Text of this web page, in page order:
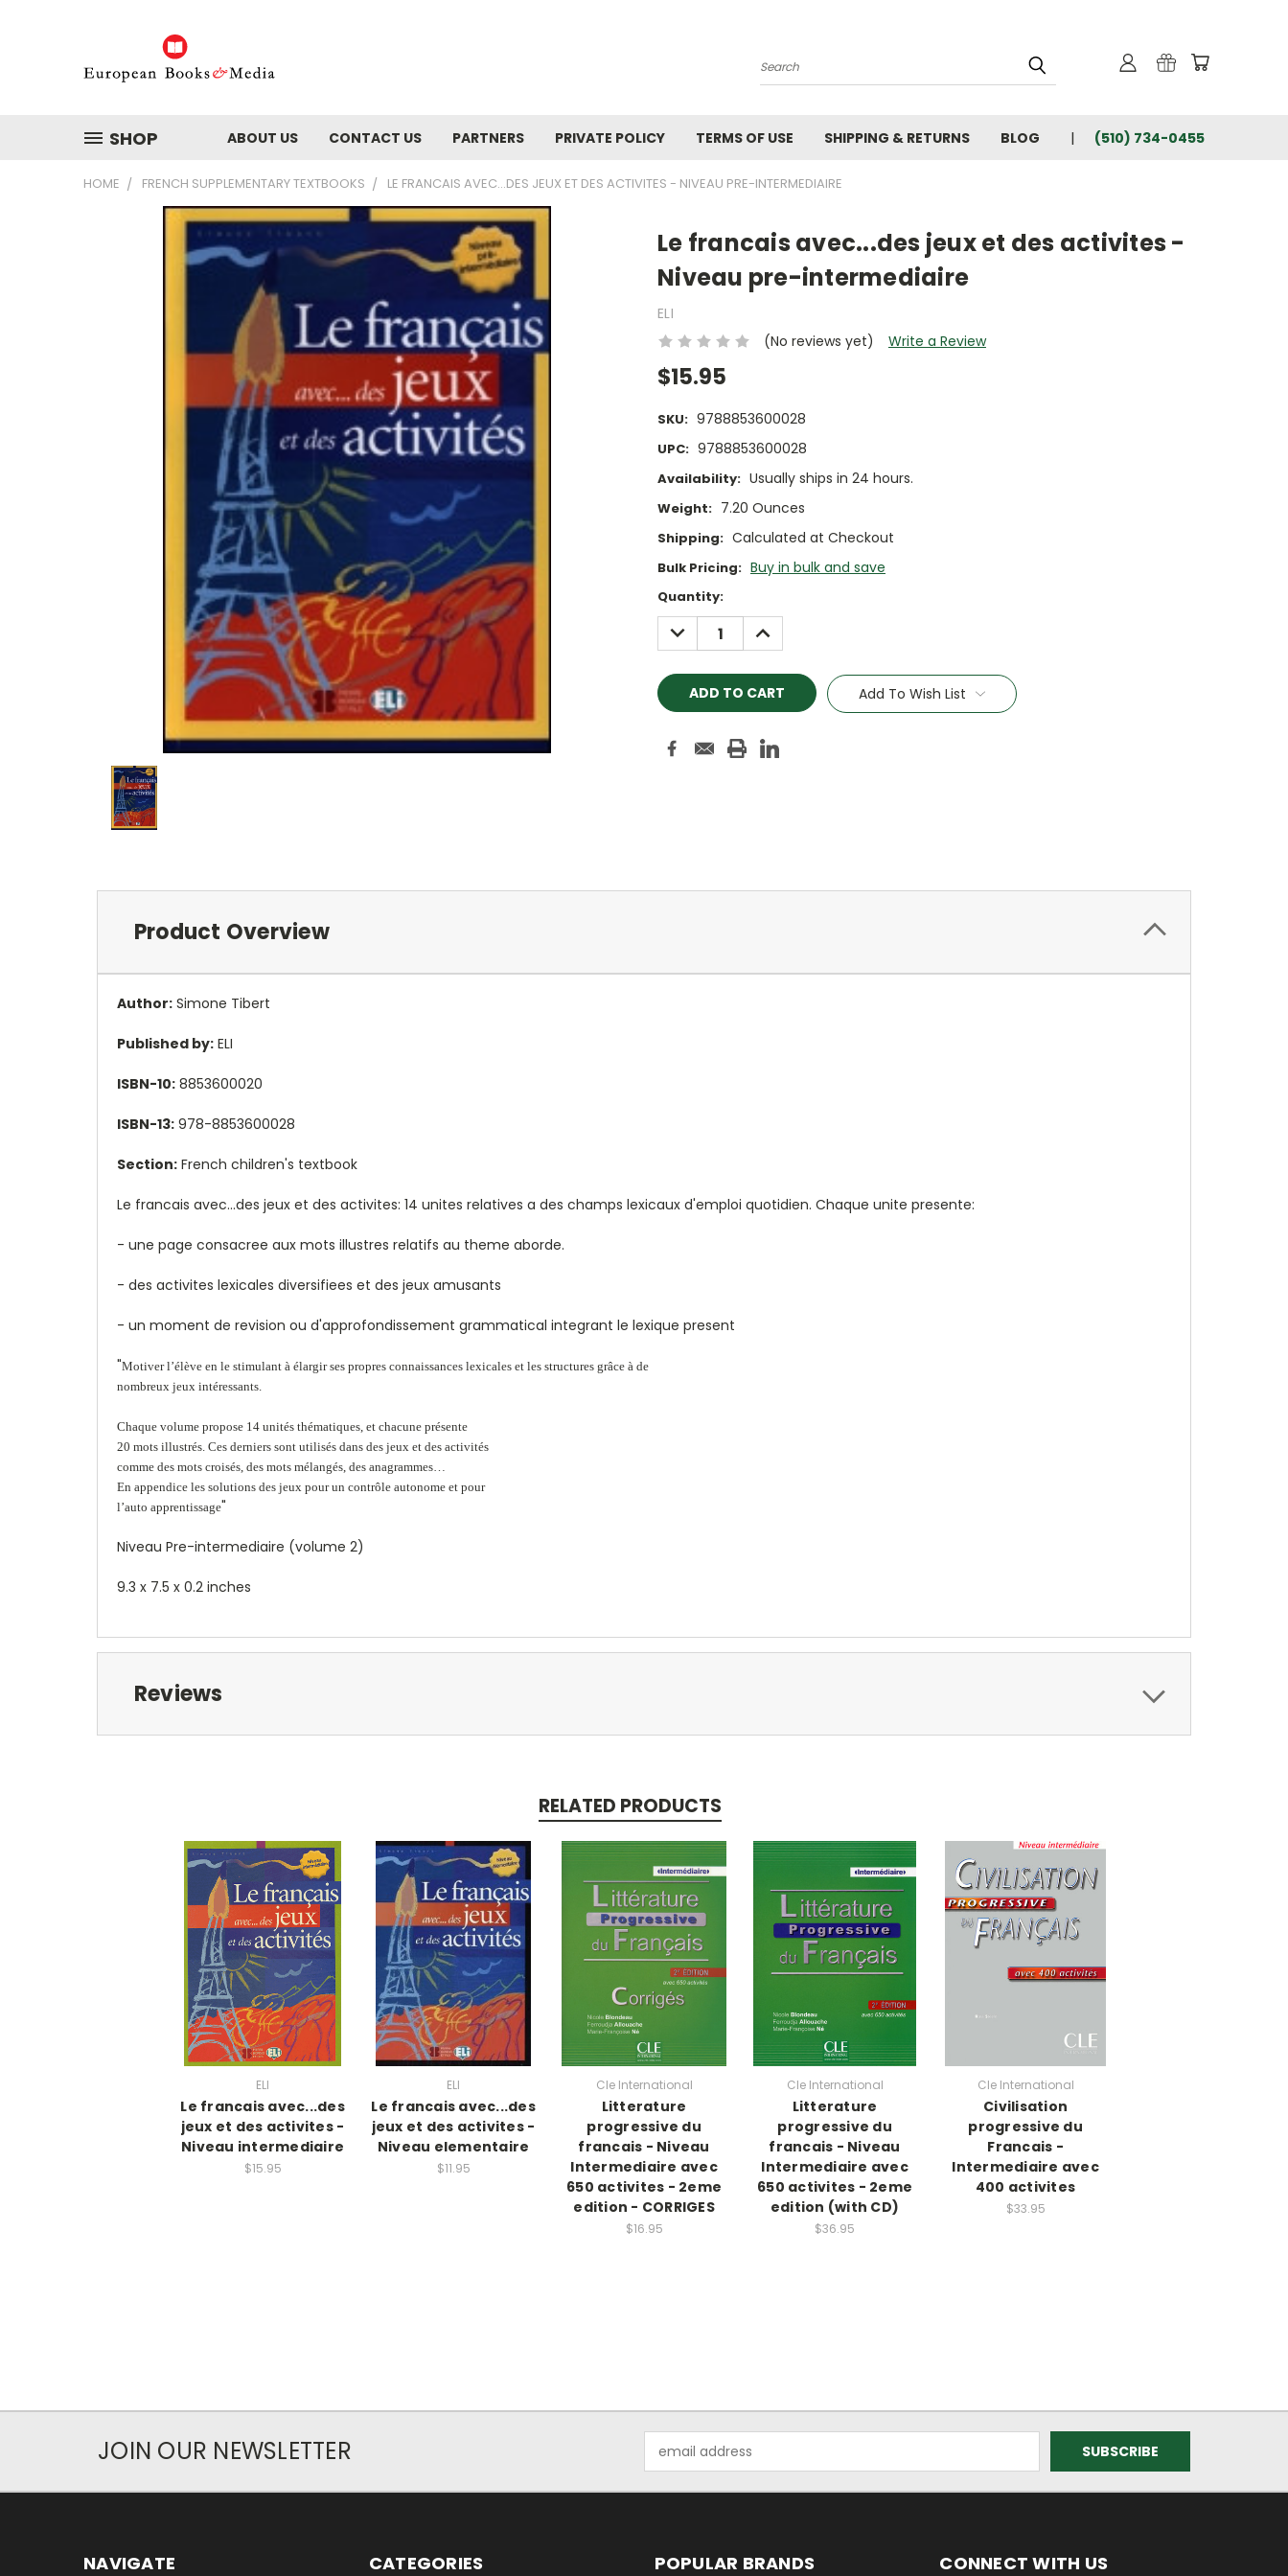
Search
SHOP ABOUT US CONTACT US PARTNERS PRIVATE POLICY TERMS OF USE SHIPPING & RETURNS BLOG (510) 734-0455
HOME FRENCH SUPPLEMENTARY TEXTBOOKS LE FRANCAIS AVEC...DES JEUX ET DES ACTIVITES - NIVEAU PRE-INTERMEDIAIRE
Le francais avec...des jeux et des activites -
Niveau pre-intermediaire
ELI
(No reviews yet)
Write a Review
$15.95
SKU: 9788853600028
UPC: 9788853600028
Availability: Usually ships in 24 hours.
Weight: 7.20 Ounces
Shipping: Calculated at Checkout
Bulk Pricing: Buy in bulk and save
Current
Stock:
Quantity:
DECREASE
QUANTITY:
INCREASE
QUANTITY:
Add To Wish List
Product Overview
Author: Simone Tibert
Published by: ELI
ISBN-10: 8853600020
ISBN-13: 978-8853600028
Section: French children's textbook
Le francais avec...des jeux et des activites: 14 unites relatives a des champs lexicaux d'emploi quotidien. Chaque unite presente:
- une page consacree aux mots illustres relatifs au theme aborde.
- des activites lexicales diversifiees et des jeux amusants
- un moment de revision ou d'approfondissement grammatical integrant le lexique present
"Motiver l’élève en le stimulant à élargir ses propres connaissances lexicales et les structures grâce à de
nombreux jeux intéressants.
Chaque volume propose 14 unités thématiques, et chacune présente
20 mots illustrés. Ces derniers sont utilisés dans des jeux et des activités
comme des mots croisés, des mots mélangés, des anagrammes…
En appendice les solutions des jeux pour un contrôle autonome et pour
l’auto apprentissage"
Niveau Pre-intermediaire (volume 2)
9.3 x 7.5 x 0.2 inches
Reviews
RELATED PRODUCTS
ELI
Le francais avec...des
jeux et des activites -
Niveau intermediaire
$15.95
ELI
Le francais avec...des
jeux et des activites -
Niveau elementaire
$11.95
Cle International
Litterature
progressive du
francais - Niveau
Intermediaire avec
650 activites - 2eme
edition - CORRIGES
$16.95
Cle International
Litterature
progressive du
francais - Niveau
Intermediaire avec
650 activites - 2eme
edition (with CD)
$36.95
Cle International
Civilisation
progressive du
Francais -
Intermediaire avec
400 activites
$33.95
JOIN OUR NEWSLETTER
Address
NAVIGATE CATEGORIES POPULAR BRANDS CONNECT WITH US